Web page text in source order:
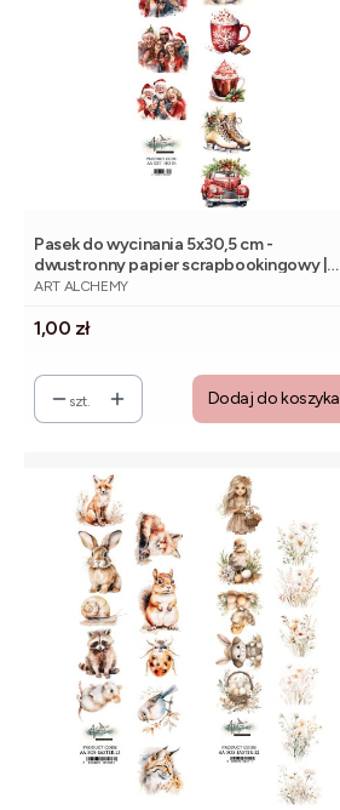
Pasek do wycinania 5x30,5 cm -
dwustronny papier scrapbookingowy |
Alchemy of Art
PRODUCENT
ART ALCHEMY
Cena
1,00 zł
szt. Dodaj do koszyka